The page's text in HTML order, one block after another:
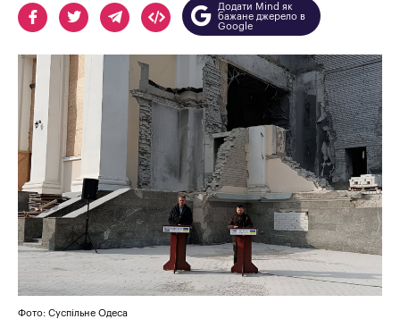
Додати Mind як
бажане джерело в
Google
Фото: Суспільне Одеса